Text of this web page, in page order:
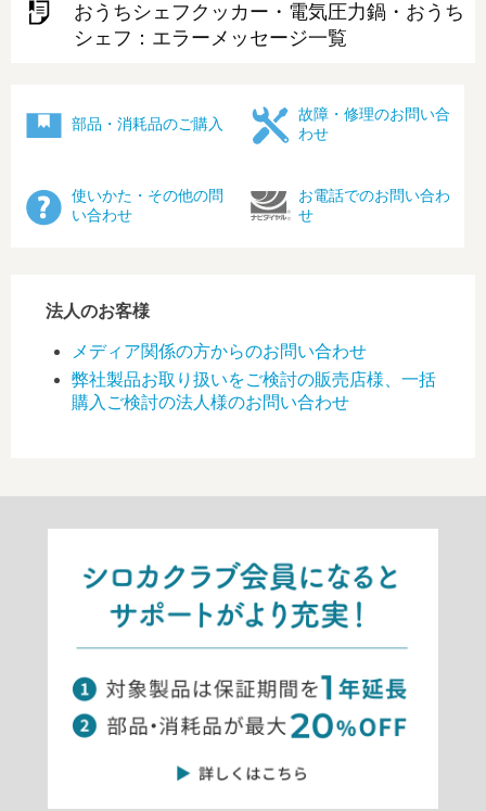
おうちシェフクッカー・電気圧力鍋・おうち
シェフ：エラーメッセージ一覧
部品・消耗品のご購入
故障・修理のお問い合
わせ
使いかた・その他の問
い合わせ
お電話でのお問い合わ
せ
法人のお客様
メディア関係の方からのお問い合わせ
弊社製品お取り扱いをご検討の販売店様、一括
購入ご検討の法人様のお問い合わせ